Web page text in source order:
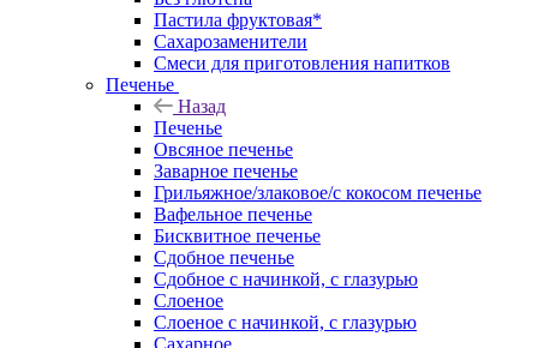
Пастила фруктовая*
Сахарозаменители
Смеси для приготовления напитков
Печенье
Назад
Печенье
Овсяное печенье
Заварное печенье
Грильяжное/злаковое/с кокосом печенье
Вафельное печенье
Бисквитное печенье
Сдобное печенье
Сдобное с начинкой, с глазурью
Слоеное
Слоеное с начинкой, с глазурью
Сахарное